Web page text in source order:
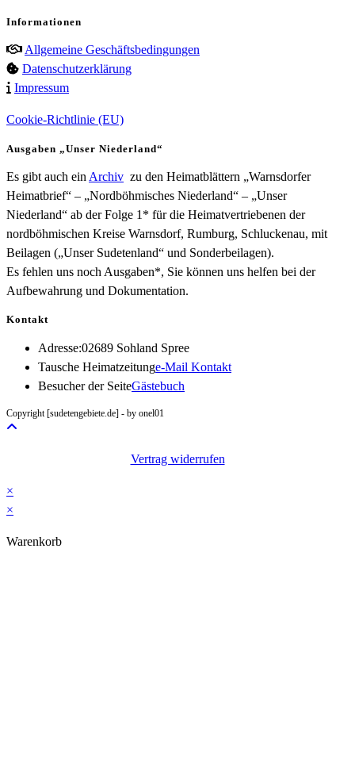
Informationen
Allgemeine Geschäftsbedingungen
Datenschutzerklärung
Impressum
Cookie-Richtlinie (EU)
Ausgaben „Unser Niederland“
Es gibt auch ein Archiv zu den Heimatblättern „Warnsdorfer
Heimatbrief“ – „Nordböhmisches Niederland“ – „Unser
Niederland“ ab der Folge 1* für die Heimatvertriebenen der
nordböhmischen Kreise Warnsdorf, Rumburg, Schluckenau, mit
Beilagen („Unser Sudetenland“ und Sonderbeilagen).
Es fehlen uns noch Ausgaben*, Sie können uns helfen bei der
Aufbewahrung und Dokumentation.
Kontakt
Adresse:02689 Sohland Spree
Tausche Heimatzeitunge-Mail KontaktOpens
Besucher der SeiteGästebuch
Copyright [sudetengebiete.de] - by onel01
Vertrag widerrufen
×
×
Warenkorb